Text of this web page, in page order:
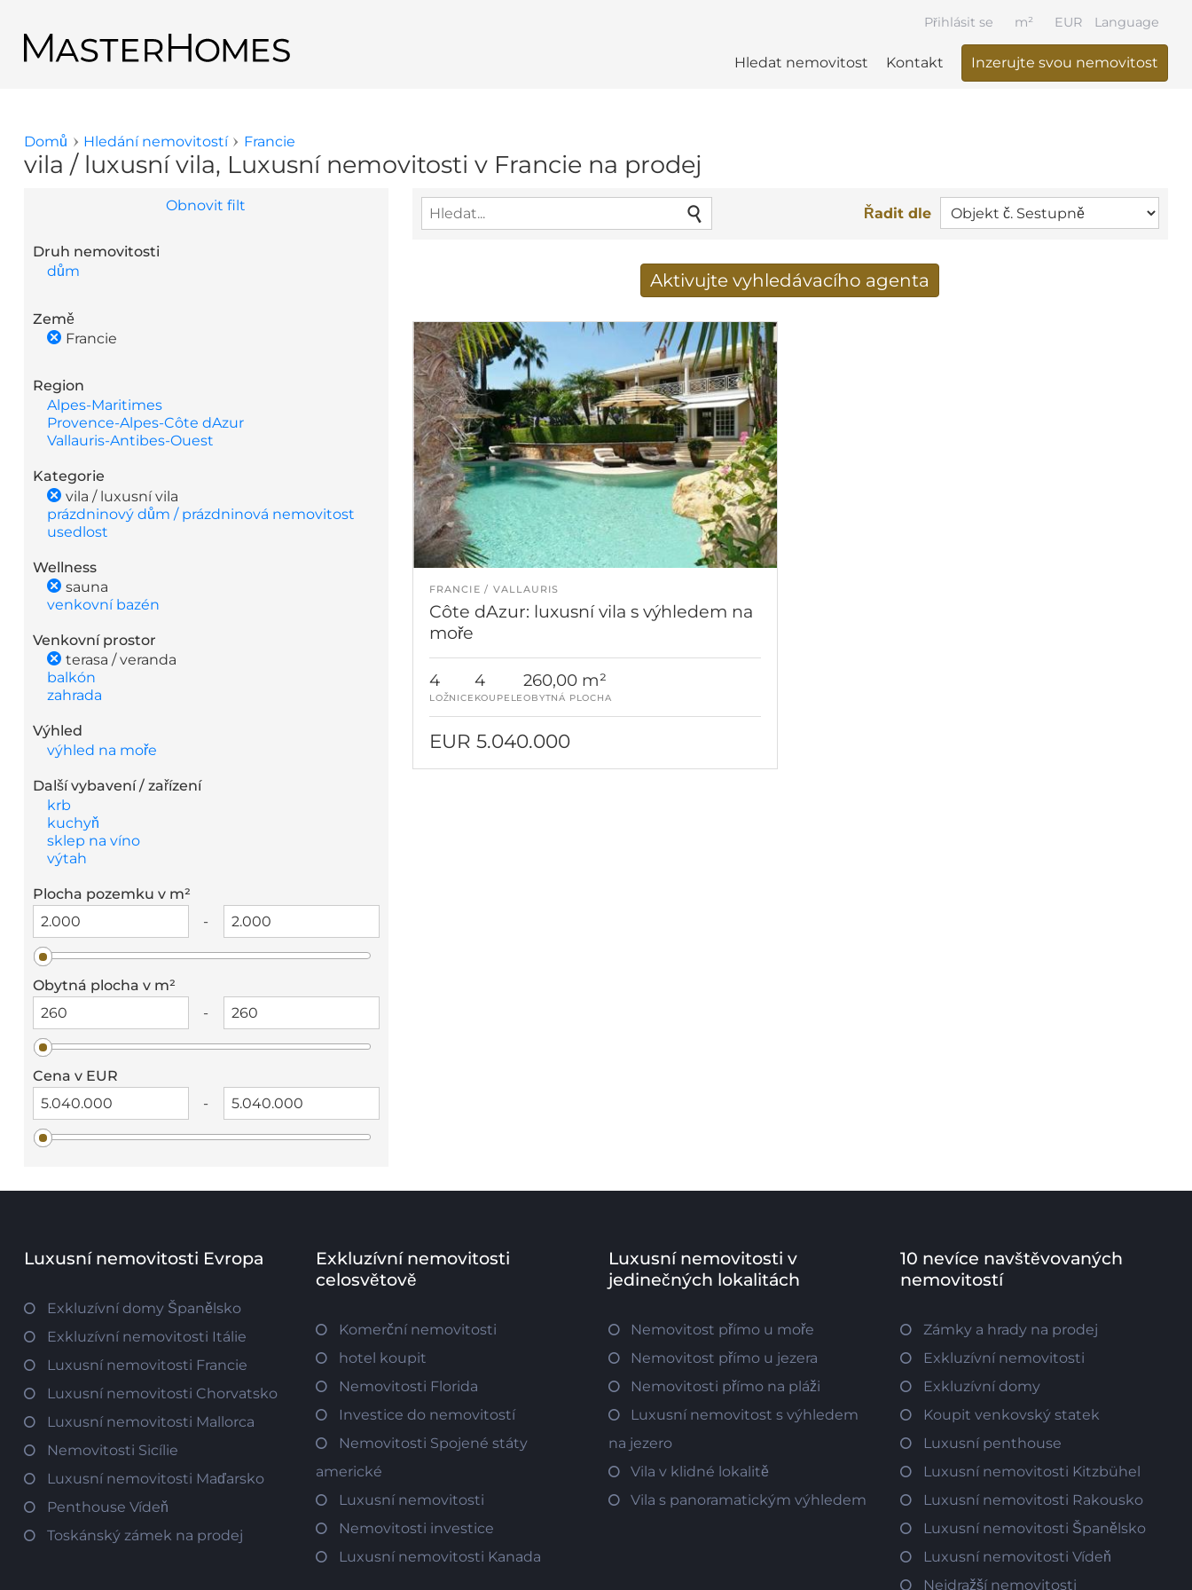
Language
Hledat nemovitost Kontakt Inzerujte svou nemovitost
Přihlásit se EUR
m²
Zpět na výsledky hledání
Jste zde
Domů Hledání nemovitostí Francie
vila / luxusní vila, Luxusní nemovitosti v Francie na prodej
Obnovit filt
Druh nemovitosti
dům
Země
Francie
Region
Alpes-Maritimes
Provence-Alpes-Côte dAzur
Vallauris-Antibes-Ouest
Kategorie
vila / luxusní vila
prázdninový dům / prázdninová nemovitost
usedlost
Wellness
sauna
venkovní bazén
Venkovní prostor
terasa / veranda
balkón
zahrada
Výhled
výhled na moře
Další vybavení / zařízení
krb
kuchyň
sklep na víno
výtah
Plocha pozemku v m²
-
Obytná plocha v m²
-
Cena v EUR
-
Řadit dle
Aktivujte vyhledávacího agenta
E-mailová adresa
FRANCIE VALLAURIS
Côte dAzur: luxusní vila s výhledem na
moře
4
LOŽNICE
4
KOUPELE
260,00 m²
OBYTNÁ PLOCHA
EUR 5.040.000
Luxusní nemovitosti Evropa
Exkluzívní domy Španělsko
Exkluzívní nemovitosti Itálie
Luxusní nemovitosti Francie
Luxusní nemovitosti Chorvatsko
Luxusní nemovitosti Mallorca
Nemovitosti Sicílie
Luxusní nemovitosti Maďarsko
Penthouse Vídeň
Toskánský zámek na prodej
Exkluzívní nemovitosti
celosvětově
Komerční nemovitosti
hotel koupit
Nemovitosti Florida
Investice do nemovitostí
Nemovitosti Spojené státy
americké
Luxusní nemovitosti
Nemovitosti investice
Luxusní nemovitosti Kanada
Luxusní nemovitosti v
jedinečných lokalitách
Nemovitost přímo u moře
Nemovitost přímo u jezera
Nemovitosti přímo na pláži
Luxusní nemovitost s výhledem
na jezero
Vila v klidné lokalitě
Vila s panoramatickým výhledem
10 nevíce navštěvovaných
nemovitostí
Zámky a hrady na prodej
Exkluzívní nemovitosti
Exkluzívní domy
Koupit venkovský statek
Luxusní penthouse
Luxusní nemovitosti Kitzbühel
Luxusní nemovitosti Rakousko
Luxusní nemovitosti Španělsko
Luxusní nemovitosti Vídeň
Nejdražší nemovitosti